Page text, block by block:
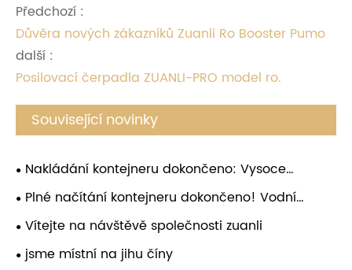
Předchozí :
Důvěra nových zákazníků Zuanli Ro Booster Pumo
další :
Posilovací čerpadla ZUANLI-PRO model ro.
Související novinky
Nakládání kontejneru dokončeno: Vysoce
výkonná posilovací čerpadla RO připravena k
celosvětové expedici
Plné načítání kontejneru dokončeno! Vodní
posilovací čerpadla Zuanli RO připravená pro
globální zásilku
Vítejte na návštěvě společnosti zuanli
jsme místní na jihu číny